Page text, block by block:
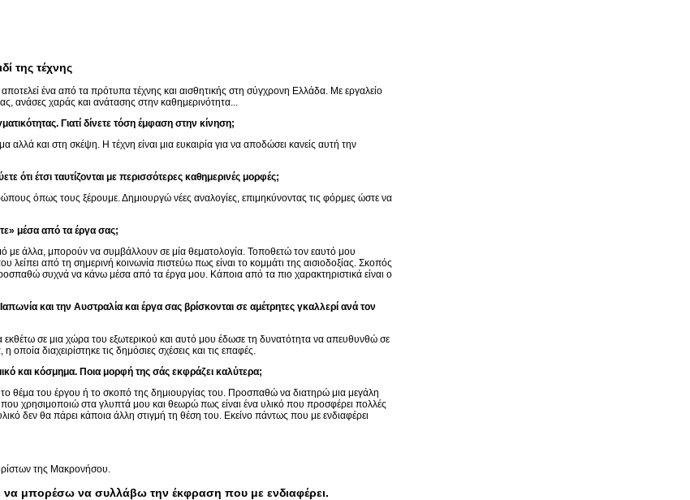
της τέχνης
ένα από τα πρότυπα τέχνης και αισθητικής στη σύγχρονη Ελλάδα. Με εργαλείο
ανάσες χαράς και ανάτασης στην καθημερινότητα...
Γιατί δίνετε τόση έμφαση στην κίνηση;
και στη σκέψη. Η τέχνη είναι μια ευκαιρία για να αποδώσει κανείς αυτή την
ότι έτσι ταυτίζονται με περισσότερες καθημερινές μορφές;
όπως τους ξέρουμε. Δημιουργώ νέες αναλογίες, επιμηκύνοντας τις φόρμες ώστε να
μέσα από τα έργα σας;
με άλλα, μπορούν να συμβάλλουν σε μία θεματολογία. Τοποθετώ τον εαυτό μου
από τη σημερινή κοινωνία πιστεύω πως είναι το κομμάτι της αισιοδοξίας. Σκοπός
συχνά να κάνω μέσα από τα έργα μου. Κάποια από τα πιο χαρακτηριστικά είναι ο
και την Αυστραλία και έργα σας βρίσκονται σε αμέτρητες γκαλλερί ανά τον
σε μια χώρα του εξωτερικού και αυτό μου έδωσε τη δυνατότητα να απευθυνθώ σε
διαχειρίστηκε τις δημόσιες σχέσεις και τις επαφές.
και κόσμημα. Ποια μορφή της σάς εκφράζει καλύτερα;
θέμα του έργου ή το σκοπό της δημιουργίας του. Προσπαθώ να διατηρώ μια μεγάλη
χρησιμοποιώ στα γλυπτά μου και θεωρώ πως είναι ένα υλικό που προσφέρει πολλές
δεν θα πάρει κάποια άλλη στιγμή τη θέση του. Εκείνο πάντως που με ενδιαφέρει
της Μακρονήσου.
να μπορέσω να συλλάβω την έκφραση που με ενδιαφέρει.